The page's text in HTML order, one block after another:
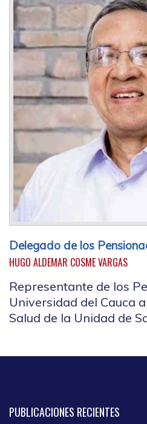
Delegado de los
HUGO ALDEMAR COSME VARGAS
Representante de los
Universidad del Cauca
Salud de la Unidad de
PUBLICACIONES RECIENTES